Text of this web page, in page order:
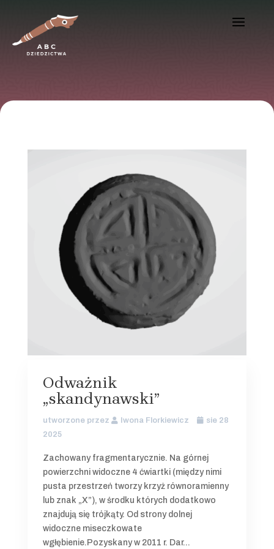
Odważnik
„skandynawski”
utworzone przez Iwona Florkiewicz
sie 28
2025
Zachowany fragmentarycznie. Na górnej
powierzchni widoczne 4 ćwiartki (między nimi
pusta przestrzeń tworzy krzyż równoramienny
lub znak „X”), w środku których dodatkowo
znajdują się trójkąty. Od strony dolnej
widoczne miseczkowate
wgłębienie.Pozyskany w 2011 r. Dar...